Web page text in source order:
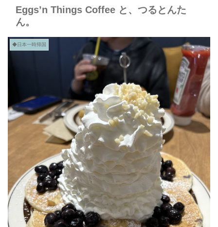
Eggs’n Things Coffee と、つるとんた
ん。
◆日本一時帰国